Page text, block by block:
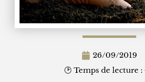
26/09/2019
🕑 Temps de lecture :